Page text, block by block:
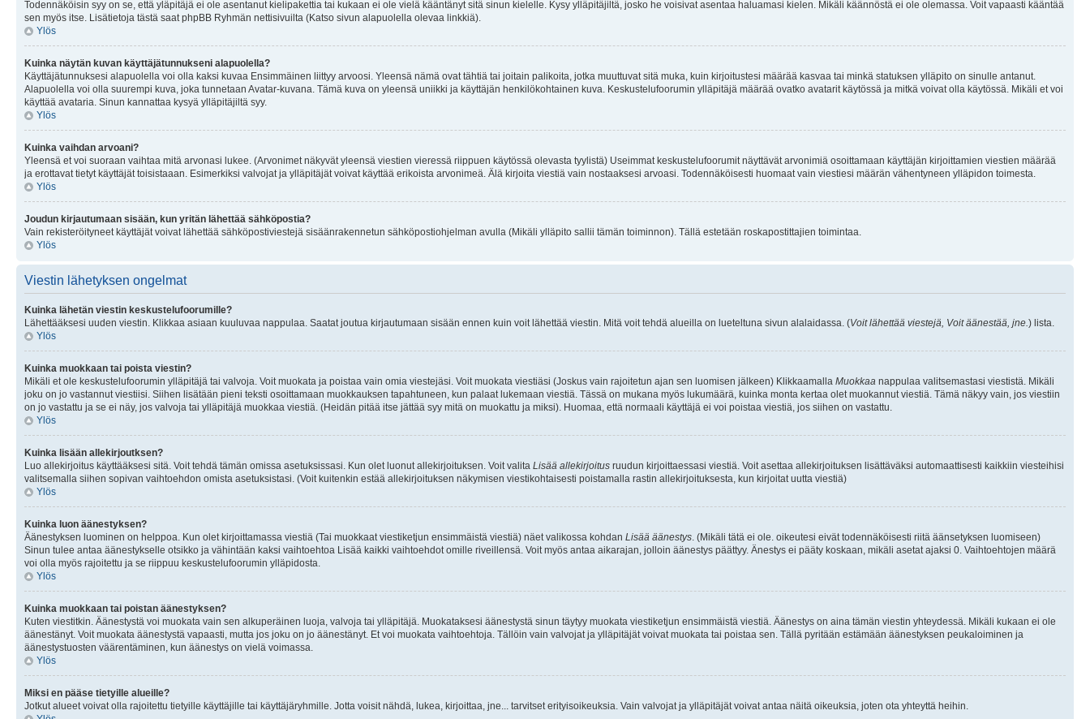
Todennäköisin syy on se, että yläpitäjä ei ole asentanut kielipakettia tai kukaan ei ole vielä kääntänyt sitä sinun kielelle. Kysy ylläpitäjiltä, josko he voisivat asentaa haluamasi kielen. Mikäli käännöstä ei ole olemassa. Voit vapaasti kääntää
sen myös itse. Lisätietoja tästä saat phpBB Ryhmän nettisivuilta (Katso sivun alapuolella olevaa linkkiä).
Ylös
Kuinka näytän kuvan käyttäjätunnukseni alapuolella?
Käyttäjätunnuksesi alapuolella voi olla kaksi kuvaa Ensimmäinen liittyy arvoosi. Yleensä nämä ovat tähtiä tai joitain palikoita, jotka muuttuvat sitä muka, kuin kirjoitustesi määrää kasvaa tai minkä statuksen ylläpito on sinulle antanut.
Alapuolella voi olla suurempi kuva, joka tunnetaan Avatar-kuvana. Tämä kuva on yleensä uniikki ja käyttäjän henkilökohtainen kuva. Keskustelufoorumin ylläpitäjä määrää ovatko avatarit käytössä ja mitkä voivat olla käytössä. Mikäli et voi
käyttää avataria. Sinun kannattaa kysyä ylläpitäjiltä syy.
Ylös
Kuinka vaihdan arvoani?
Yleensä et voi suoraan vaihtaa mitä arvonasi lukee. (Arvonimet näkyvät yleensä viestien vieressä riippuen käytössä olevasta tyylistä) Useimmat keskustelufoorumit näyttävät arvonimiä osoittamaan käyttäjän kirjoittamien viestien määrää
ja erottavat tietyt käyttäjät toisistaaan. Esimerkiksi valvojat ja ylläpitäjät voivat käyttää erikoista arvonimeä. Älä kirjoita viestiä vain nostaaksesi arvoasi. Todennäköisesti huomaat vain viestiesi määrän vähentyneen ylläpidon toimesta.
Ylös
Joudun kirjautumaan sisään, kun yritän lähettää sähköpostia?
Vain rekisteröityneet käyttäjät voivat lähettää sähköpostiviestejä sisäänrakennetun sähköpostiohjelman avulla (Mikäli ylläpito sallii tämän toiminnon). Tällä estetään roskapostittajien toimintaa.
Ylös
Viestin lähetyksen ongelmat
Kuinka lähetän viestin keskustelufoorumille?
Lähettääksesi uuden viestin. Klikkaa asiaan kuuluvaa nappulaa. Saatat joutua kirjautumaan sisään ennen kuin voit lähettää viestin. Mitä voit tehdä alueilla on lueteltuna sivun alalaidassa. (Voit lähettää viestejä, Voit äänestää, jne. ) lista.
Ylös
Kuinka muokkaan tai poista viestin?
Mikäli et ole keskustelufoorumin ylläpitäjä tai valvoja. Voit muokata ja poistaa vain omia viestejäsi. Voit muokata viestiäsi (Joskus vain rajoitetun ajan sen luomisen jälkeen) Klikkaamalla Muokkaa nappulaa valitsemastasi viestistä. Mikäli
joku on jo vastannut viestiisi. Siihen lisätään pieni teksti osoittamaan muokkauksen tapahtuneen, kun palaat lukemaan viestiä. Tässä on mukana myös lukumäärä, kuinka monta kertaa olet muokannut viestiä. Tämä näkyy vain, jos viestiin
on jo vastattu ja se ei näy, jos valvoja tai ylläpitäjä muokkaa viestiä. (Heidän pitää itse jättää syy mitä on muokattu ja miksi). Huomaa, että normaali käyttäjä ei voi poistaa viestiä, jos siihen on vastattu.
Ylös
Kuinka lisään allekirjoutksen?
Luo allekirjoitus käyttääksesi sitä. Voit tehdä tämän omissa asetuksissasi. Kun olet luonut allekirjoituksen. Voit valita Lisää allekirjoitus ruudun kirjoittaessasi viestiä. Voit asettaa allekirjoituksen lisättäväksi automaattisesti kaikkiin viesteihisi
valitsemalla siihen sopivan vaihtoehdon omista asetuksistasi. (Voit kuitenkin estää allekirjoituksen näkymisen viestikohtaisesti poistamalla rastin allekirjoituksesta, kun kirjoitat uutta viestiä)
Ylös
Kuinka luon äänestyksen?
Äänestyksen luominen on helppoa. Kun olet kirjoittamassa viestiä (Tai muokkaat viestiketjun ensimmäistä viestiä) näet valikossa kohdan Lisää äänestys . (Mikäli tätä ei ole. oikeutesi eivät todennäköisesti riitä äänsetyksen luomiseen)
Sinun tulee antaa äänestykselle otsikko ja vähintään kaksi vaihtoehtoa Lisää kaikki vaihtoehdot omille riveillensä. Voit myös antaa aikarajan, jolloin äänestys päättyy. Änestys ei pääty koskaan, mikäli asetat ajaksi 0. Vaihtoehtojen määrä
voi olla myös rajoitettu ja se riippuu keskustelufoorumin ylläpidosta.
Ylös
Kuinka muokkaan tai poistan äänestyksen?
Kuten viestitkin. Äänestystä voi muokata vain sen alkuperäinen luoja, valvoja tai ylläpitäjä. Muokataksesi äänestystä sinun täytyy muokata viestiketjun ensimmäistä viestiä. Äänestys on aina tämän viestin yhteydessä. Mikäli kukaan ei ole
äänestänyt. Voit muokata äänestystä vapaasti, mutta jos joku on jo äänestänyt. Et voi muokata vaihtoehtoja. Tällöin vain valvojat ja ylläpitäjät voivat muokata tai poistaa sen. Tällä pyritään estämään äänestyksen peukaloiminen ja
äänestystuosten väärentäminen, kun äänestys on vielä voimassa.
Ylös
Miksi en pääse tietyille alueille?
Jotkut alueet voivat olla rajoitettu tietyille käyttäjille tai käyttäjäryhmille. Jotta voisit nähdä, lukea, kirjoittaa, jne... tarvitset erityisoikeuksia. Vain valvojat ja ylläpitäjät voivat antaa näitä oikeuksia, joten ota yhteyttä heihin.